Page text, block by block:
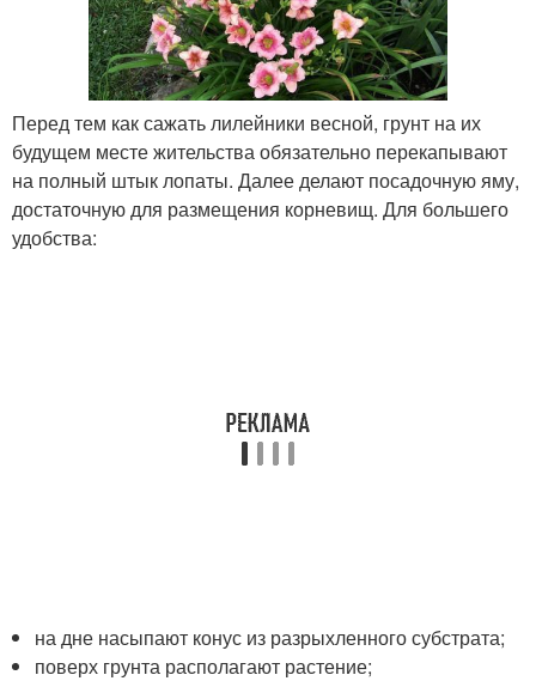
Перед тем как сажать лилейники весной, грунт на их
будущем месте жительства обязательно перекапывают
на полный штык лопаты. Далее делают посадочную яму,
достаточную для размещения корневищ. Для большего
удобства:
на дне насыпают конус из разрыхленного субстрата;
поверх грунта располагают растение;